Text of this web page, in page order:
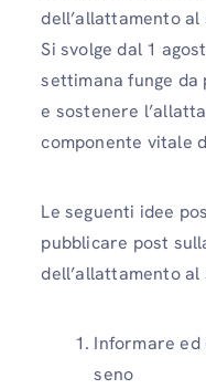
dell’allattamento
Si svolge dal 1
settimana funge
e sostenere
componente vitale
Le seguenti idee
pubblicare post
dell’allattamento al
Informare ed
seno